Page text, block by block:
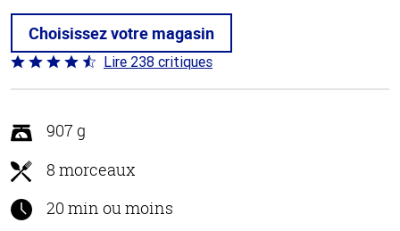
Choisissez votre magasin
Coté
4.4 sur
Lire 238 critiques
907 g
8 morceaux
20 min ou moins